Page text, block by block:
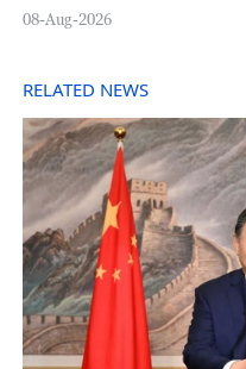
08-Aug-2026
RELATED NEWS